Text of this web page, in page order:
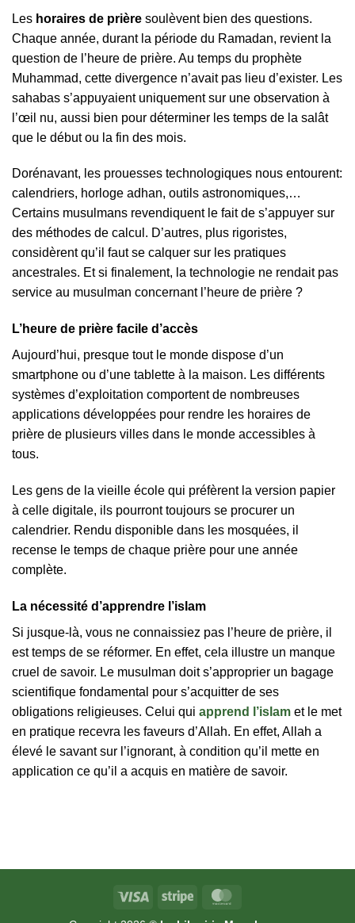
Les horaires de prière soulèvent bien des questions.
Chaque année, durant la période du Ramadan, revient la
question de l’heure de prière. Au temps du prophète
Muhammad, cette divergence n’avait pas lieu d’exister. Les
sahabas s’appuyaient uniquement sur une observation à
l’œil nu, aussi bien pour déterminer les temps de la salât
que le début ou la fin des mois.
Dorénavant, les prouesses technologiques nous entourent:
calendriers, horloge adhan, outils astronomiques,…
Certains musulmans revendiquent le fait de s’appuyer sur
des méthodes de calcul. D’autres, plus rigoristes,
considèrent qu’il faut se calquer sur les pratiques
ancestrales. Et si finalement, la technologie ne rendait pas
service au musulman concernant l’heure de prière ?
L’heure de prière facile d’accès
Aujourd’hui, presque tout le monde dispose d’un
smartphone ou d’une tablette à la maison. Les différents
systèmes d’exploitation comportent de nombreuses
applications développées pour rendre les horaires de
prière de plusieurs villes dans le monde accessibles à
tous.
Les gens de la vieille école qui préfèrent la version papier
à celle digitale, ils pourront toujours se procurer un
calendrier. Rendu disponible dans les mosquées, il
recense le temps de chaque prière pour une année
complète.
La nécessité d’apprendre l’islam
Si jusque-là, vous ne connaissiez pas l’heure de prière, il
est temps de se réformer. En effet, cela illustre un manque
cruel de savoir. Le musulman doit s’approprier un bagage
scientifique fondamental pour s’acquitter de ses
obligations religieuses. Celui qui apprend l’islam et le met
en pratique recevra les faveurs d’Allah. En effet, Allah a
élevé le savant sur l’ignorant, à condition qu’il mette en
application ce qu’il a acquis en matière de savoir.
Visa Stripe